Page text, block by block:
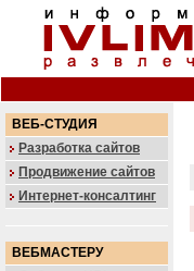
ВЕБ-СТУДИЯ
Разработка сайтов
Продвижение сайтов
Интернет-консалтинг
ВЕБМАСТЕРУ